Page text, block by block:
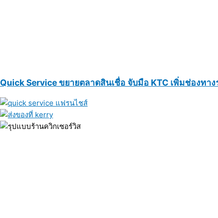
Quick Service ขยายตลาดสินเชื่อ จับมือ KTC เพิ่มช่องทาง